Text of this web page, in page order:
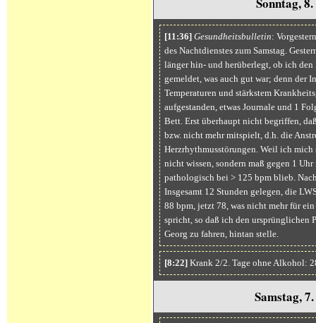
[11:36] Gesundheitsbulletin:
des Nachtdienstes zum Samstag.
länger hin- und herüberlegt, ob ich
gemeldet, was auch gut war; denn der
Temperaturen und stärkstem
aufgestanden, etwas Journale und 1
Bett. Erst überhaupt nicht begriffen,
bzw. nicht mehr mitspielt, d.h. die
Herzrhythmusstörungen. Weil ich
nicht wissen, sondern maß gegen 1
pathologisch bei > 125 bpm blieb.
Insgesamt 12 Stunden gelegen, die
88 bpm, jetzt 78, was nicht mehr für
spricht, so daß ich den ursprünglichen
Georg zu fahren, hintan stelle.
[8:22]Krank 2/2. Tage ohne Alkohol:
Samstag,